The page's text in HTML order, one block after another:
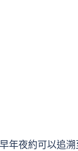
年夜約可以追溯